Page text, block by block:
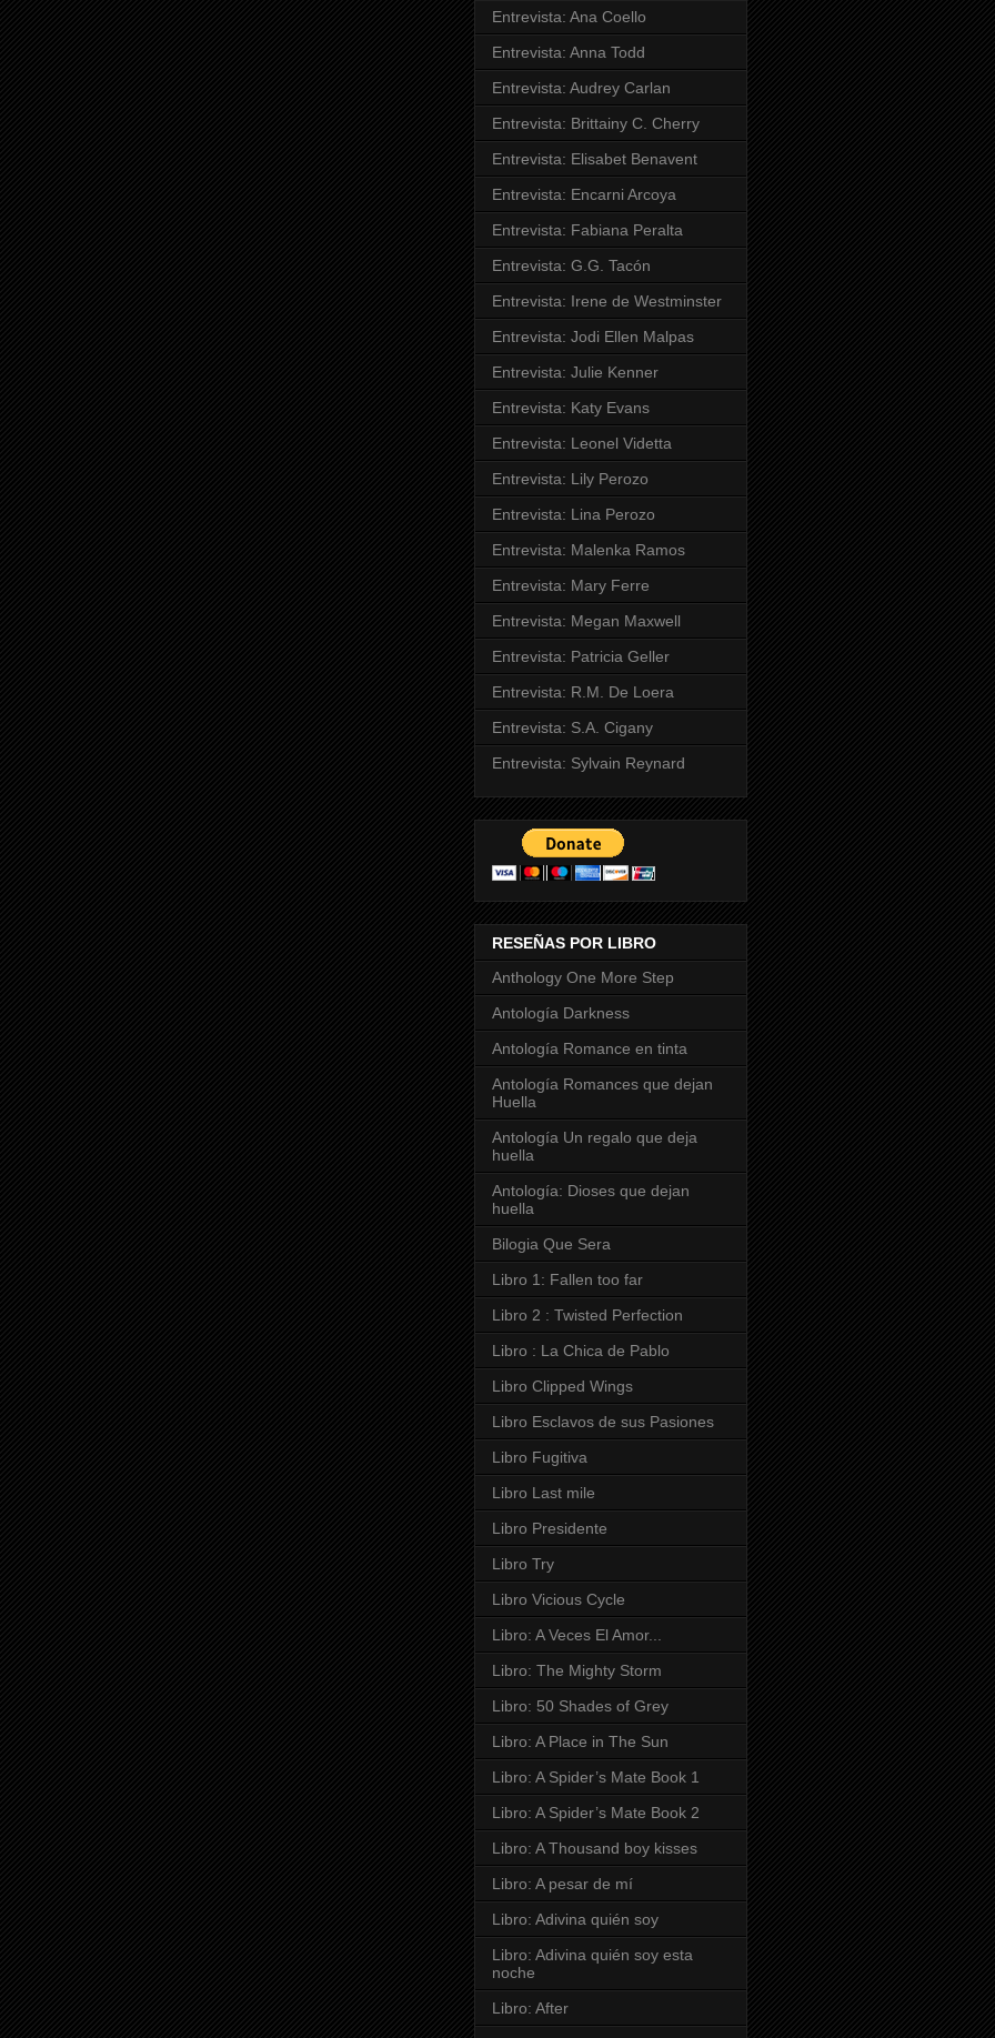
Entrevista: Ana Coello
Entrevista: Anna Todd
Entrevista: Audrey Carlan
Entrevista: Brittainy C. Cherry
Entrevista: Elisabet Benavent
Entrevista: Encarni Arcoya
Entrevista: Fabiana Peralta
Entrevista: G.G. Tacón
Entrevista: Irene de Westminster
Entrevista: Jodi Ellen Malpas
Entrevista: Julie Kenner
Entrevista: Katy Evans
Entrevista: Leonel Videtta
Entrevista: Lily Perozo
Entrevista: Lina Perozo
Entrevista: Malenka Ramos
Entrevista: Mary Ferre
Entrevista: Megan Maxwell
Entrevista: Patricia Geller
Entrevista: R.M. De Loera
Entrevista: S.A. Cigany
Entrevista: Sylvain Reynard
RESEÑAS POR LIBRO
Anthology One More Step
Antología Darkness
Antología Romance en tinta
Antología Romances que dejan
Huella
Antología Un regalo que deja
huella
Antología: Dioses que dejan
huella
Bilogia Que Sera
Libro 1: Fallen too far
Libro 2 : Twisted Perfection
Libro : La Chica de Pablo
Libro Clipped Wings
Libro Esclavos de sus Pasiones
Libro Fugitiva
Libro Last mile
Libro Presidente
Libro Try
Libro Vicious Cycle
Libro: A Veces El Amor...
Libro: The Mighty Storm
Libro: 50 Shades of Grey
Libro: A Place in The Sun
Libro: A Spider’s Mate Book 1
Libro: A Spider’s Mate Book 2
Libro: A Thousand boy kisses
Libro: A pesar de mí
Libro: Adivina quién soy
Libro: Adivina quién soy esta
noche
Libro: After